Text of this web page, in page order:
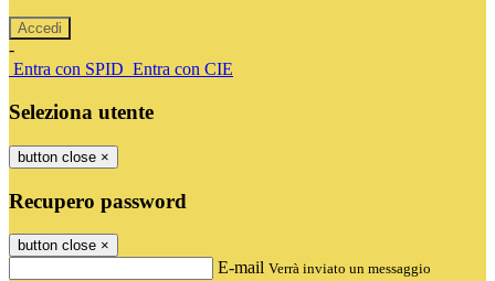
-
Entra con SPID Entra con CIE
Seleziona utente
button close ×
Recupero password
button close ×
E-mail Verrà inviato un messaggio